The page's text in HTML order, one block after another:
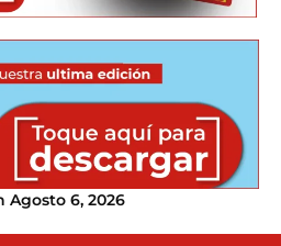
Agosto 6, 2026